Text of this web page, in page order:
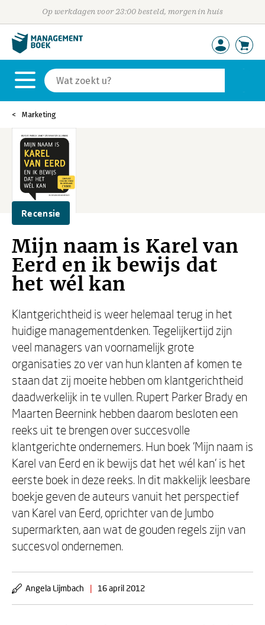
Op werkdagen voor 23:00 besteld, morgen in huis
Marketing
Recensie
Mijn naam is Karel van
Eerd en ik bewijs dat
het wél kan
Klantgerichtheid is weer helemaal terug in het
huidige managementdenken. Tegelijkertijd zijn
veel managers van voornamelijk grote
organisaties zo ver van hun klanten af komen te
staan dat zij moeite hebben om klantgerichtheid
daadwerkelijk in te vullen. Rupert Parker Brady en
Maarten Beernink hebben daarom besloten een
reeks uit te brengen over succesvolle
klantgerichte ondernemers. Hun boek 'Mijn naam is
Karel van Eerd en ik bewijs dat het wél kan' is het
eerste boek in deze reeks. In dit makkelijk leesbare
boekje geven de auteurs vanuit het perspectief
van Karel van Eerd, oprichter van de Jumbo
supermarkten, aan wat de gouden regels zijn van
succesvol ondernemen.
Angela Lijmbach | 16 april 2012